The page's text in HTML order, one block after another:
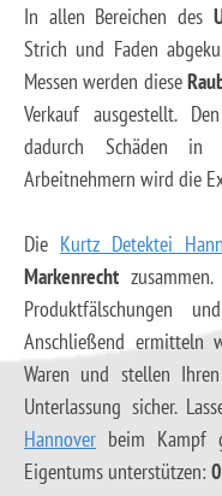
In allen Bereichen des
Strich und Faden
Messen werden diese
Verkauf ausgestellt.
dadurch Schäden in
Arbeitnehmern wird die
Die Kurtz Detektei
Markenrecht
Produktfälschungen
Anschließend ermitteln
Waren und stellen
Unterlassung sicher.
Hannover beim Kampf
Eigentums unterstützen: